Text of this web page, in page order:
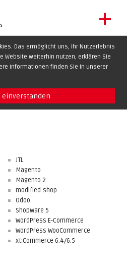
+
DE EN
Das ermöglicht uns, Ihr Nutzerlebnis
Website weiterhin nutzen, erklären Sie
Informationen finden Sie in unserer
einverstanden
JTL
Magento
Magento 2
modified-shop
Odoo
Shopware 5
WordPress E-Commerce
WordPress WooCommerce
xt:Commerce 6.4/6.5